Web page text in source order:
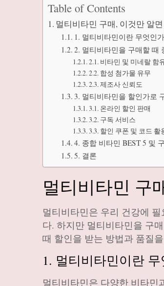
Table of Contents
멀티비타민 구매, 이것만 알
1. 멀티비타민이란 무엇인
2. 멀티비타민을 구매할 때
2.1. 비타민 및 미네랄 함
2.2. 합성 첨가물 유무
2.3. 제조사 신뢰도
3. 멀티비타민을 할인가로
3.1. 온라인 할인 판매
3.2. 구독 서비스
3.3. 할인 쿠폰 및 코드 활
4. 종합 비타민 BEST 5 및
5. 결론
멀티비타민 구
멀티비타민은 우리 건강에
다. 하지만 멀티비타민을 구
때 할인을 받는 방법과 품질
1. 멀티비타민이란
멀티비타민은 다양한 비타민